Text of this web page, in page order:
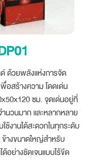
ด้วยพลังแห่งการจัด
อสร้างความ โดดเด่น
ซม. จุดเด่นอยู่ที่
นวนมาก และหลากหลาย
ช้งานได้สะดวกในทุกระดับ
างขนาดใหญ่สำหรับ
อย่างชัดเจนแบบไร้ขีด